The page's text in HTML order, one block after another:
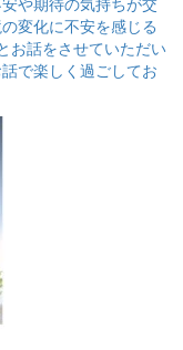
や期待の気持ちが交
変化に不安を感じる
お話をさせていただい
で楽しく過ごしてお